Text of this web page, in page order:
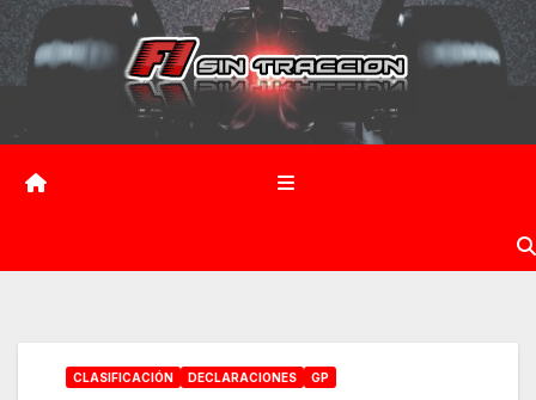
Saltar
contenido
CLASIFICACIÓN DECLARACIONES GP